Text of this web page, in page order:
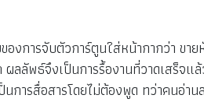
ของการจับตัวการ์ตูนใส่หน้ากากว่า ขา
ลัพธ์จึงเป็นการรื้องานที่วาดเสร็จแ
การสื่อสารโดยไม่ต้องพูด ทว่าคนอ่า